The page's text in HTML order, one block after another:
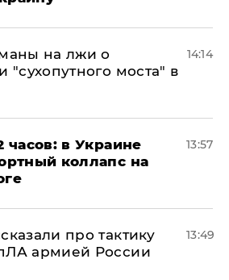
на лжи о
"сухопутного моста" в
14:14
часов: в Украине
коллапс на
13:57
про тактику
армией России
13:49